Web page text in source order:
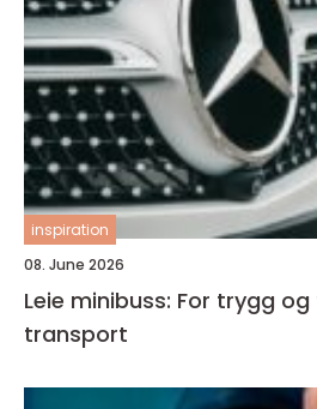
inspiration
08. June 2026
Leie minibuss: For trygg
transport